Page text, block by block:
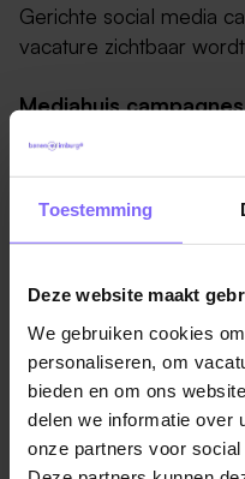
Toestemming
Deze website maakt
We gebruiken cookies
personaliseren, om
bieden en om ons
delen we informatie over
onze partners voor
Gerichte social media
vacature zichtbaar
Mediahuis
Extra zichtbaarheid via
Zo vergroot je het
dat de juiste kandidaat